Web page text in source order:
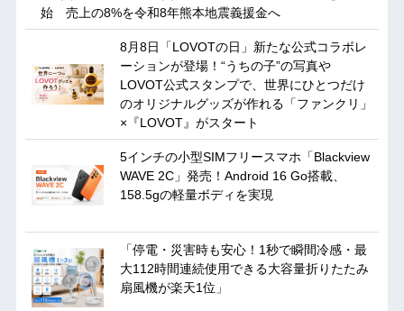
始 売上の8%を令和8年熊本地震義援金へ
8月8日「LOVOTの日」新たな公式コラボレ
ーションが登場！“うちの子”の写真や
LOVOT公式スタンプで、世界にひとつだけ
のオリジナルグッズが作れる「ファンクリ」
×『LOVOT』がスタート
5インチの小型SIMフリースマホ「Blackview
WAVE 2C」発売！Android 16 Go搭載、
158.5gの軽量ボディを実現
「停電・災害時も安心！1秒で瞬間冷感・最
大112時間連続使用できる大容量折りたたみ
扇風機が楽天1位」